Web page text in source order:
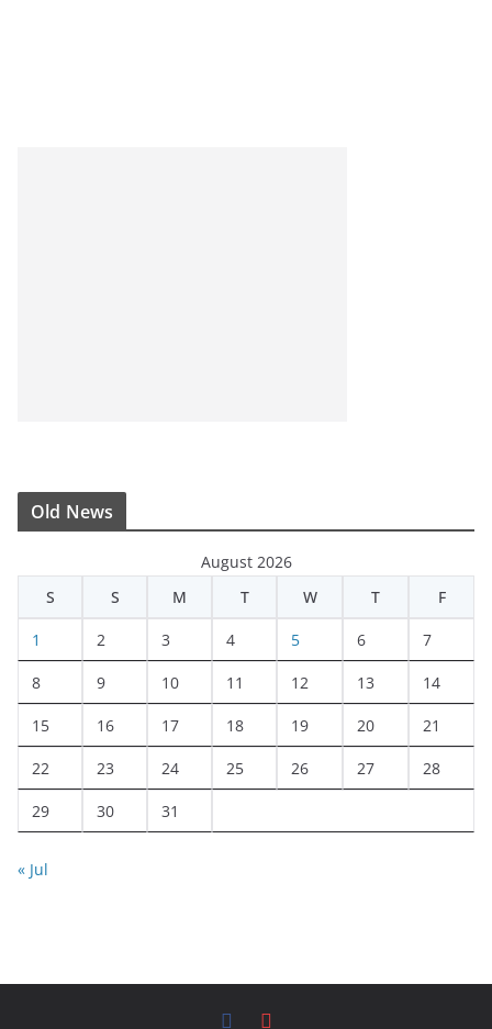
Old News
August 2026
S
S M T W T F
1 2 3 4 5 6 7
8 9 10 11 12 13 14
15 16 17 18 19 20 21
22 23 24 25 26 27 28
29 30 31
« Jul